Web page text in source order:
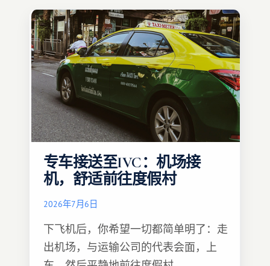
专车接送至IVC：机场接
机，舒适前往度假村
2026年7月6日
下飞机后，你希望一切都简单明了：走
出机场，与运输公司的代表会面，上